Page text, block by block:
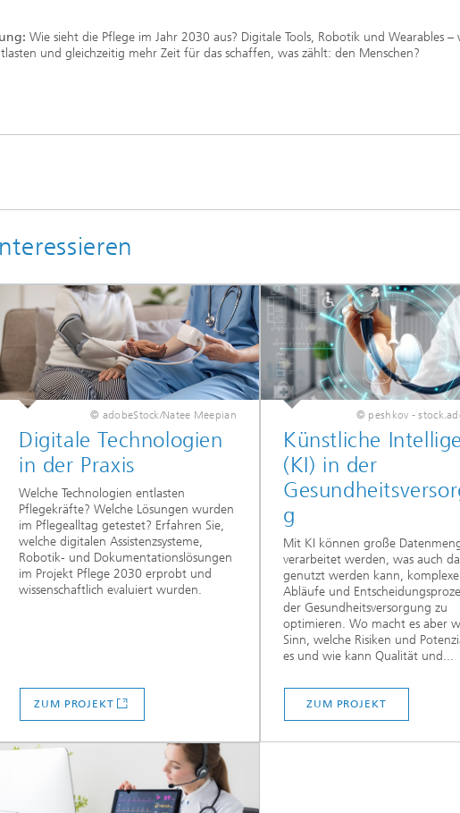
Wie sieht die Pflege im Jahr 2030 aus? Digitale Tools, Robotik und Wearables –
und gleichzeitig mehr Zeit für das schaffen, was zählt: den Menschen?
© adobeStock/Natee Meepian
Digitale Technologien
in der Praxis
Welche Technologien entlasten
Pflegekräfte? Welche Lösungen wurden
im Pflegealltag getestet? Erfahren Sie,
welche digitalen Assistenzsysteme,
Robotik- und Dokumentationslösungen
im Projekt Pflege 2030 erprobt und
wissenschaftlich evaluiert wurden.
ZUM PROJEKT
© peshkov -
Künstliche
(KI) in der
g
Mit KI können große
verarbeitet werden, was auch
genutzt werden kann, komplexe
Abläufe und
der Gesundheitsversorgung zu
optimieren. Wo macht es aber
Sinn, welche Risiken und
es und wie kann Qualität und...
ZUM PROJEKT